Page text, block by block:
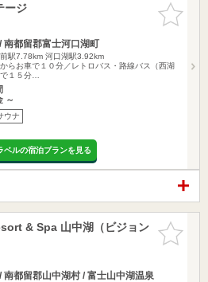
お気に入
りに追加
ージ
南都留郡富士河口湖町
駅7.78km 河口湖駅3.92km
らお車で１０分／レトロバス・路線バス（西湖
１５分…
～
ウナ
ベルの宿泊プランを見る
お気に入
りに追加
& Spa 山中湖（ビジョン
南都留郡山中湖村 / 富士山中湖温泉